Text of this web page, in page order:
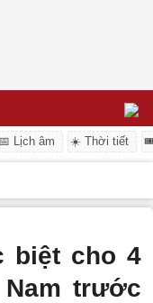
📅 Lịch âm ☀️ Thời tiết
biệt cho 4
trước